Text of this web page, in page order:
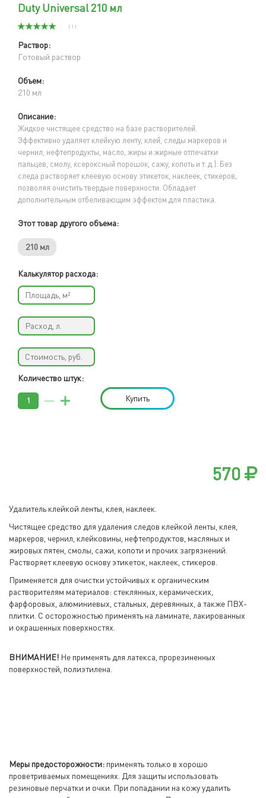
Duty Universal 210 мл
( 1 )
Раствор:
Готовый раствор
Объем:
210 мл
Описание:
Жидкое чистящее средство на базе растворителей.
Эффективно удаляет клейкую ленту, клей, следы маркеров и
чернил, нефтепродукты, масло, жиры и жирные отпечатки
пальцев, смолу, ксероксный порошок, сажу, копоть и т. д.). Без
следа растворяет клеевую основу этикеток, наклеек, стикеров,
позволяя очистить твердые поверхности. Обладает
дополнительным отбеливающим эффектом для пластика.
Этот товар другого объема:
210 мл
Калькулятор расхода:
Количество штук:
Купить
570
Удалитель клейкой ленты, клея, наклеек.
Чистящее средство для удаления следов клейкой ленты, клея,
маркеров, чернил, клейковины, нефтепродуктов, масляных и
жировых пятен, смолы, сажи, копоти и прочих загрязнений.
Растворяет клеевую основу этикеток, наклеек, стикеров.
Применяется для очистки устойчивых к органическим
растворителям материалов: стеклянных, керамических,
фарфоровых, алюминиевых, стальных, деревянных, а также ПВХ-
плитки. С осторожностью применять на ламинате, лакированных
и окрашенных поверхностях.
ВНИМАНИЕ! Не применять для латекса, прорезиненных
поверхностей, полиэтилена.
Меры предосторожности: применять только в хорошо
проветриваемых помещениях. Для защиты использовать
резиновые перчатки и очки. При попадании на кожу удалить